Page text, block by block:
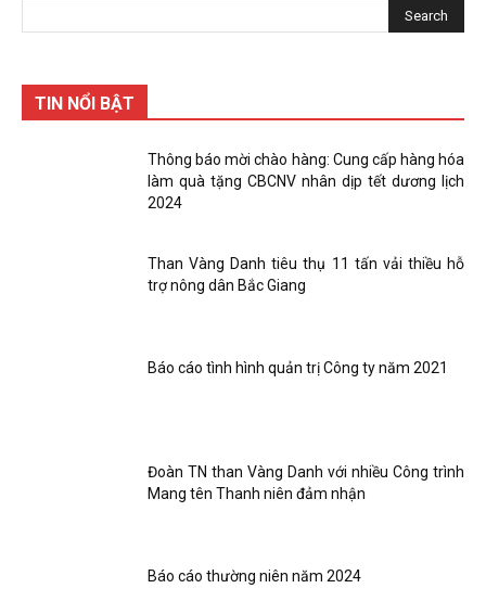
TIN NỔI BẬT
Thông báo mời chào hàng: Cung cấp hàng hóa
làm quà tặng CBCNV nhân dịp tết dương lịch
2024
Than Vàng Danh tiêu thụ 11 tấn vải thiều hỗ
trợ nông dân Bắc Giang
Báo cáo tình hình quản trị Công ty năm 2021
Đoàn TN than Vàng Danh với nhiều Công trình
Mang tên Thanh niên đảm nhận
Báo cáo thường niên năm 2024